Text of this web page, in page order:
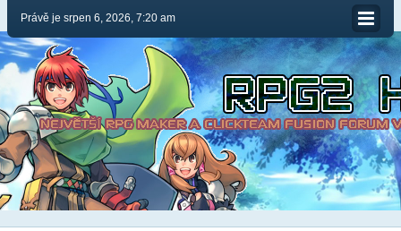
Právě je srpen 6, 2026, 7:20 am